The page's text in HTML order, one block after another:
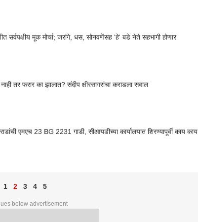
मूक मोर्चा; जरांगे, धस, सोनवणेंसह 'हे' बडे नेते सहभागी होणार
तर फरार का झालात? संदीप क्षीरसागरांचा कराडला सवाल
एमएच 23 BG 2231 गाडी, सीआयडीच्या कार्यालयात शिरण्यापूर्वी काय काय
1 2 3 4 5
below advertisement